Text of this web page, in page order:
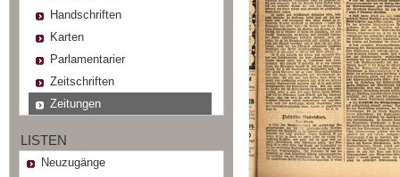
Handschriften
Karten
Parlamentarier
Zeitschriften
Zeitungen
LISTEN
Neuzugänge